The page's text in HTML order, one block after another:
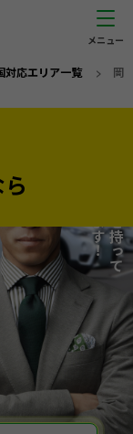
対応エリア一覧> 岡
私たちが責任を持って
査定いたします！
定
いたします